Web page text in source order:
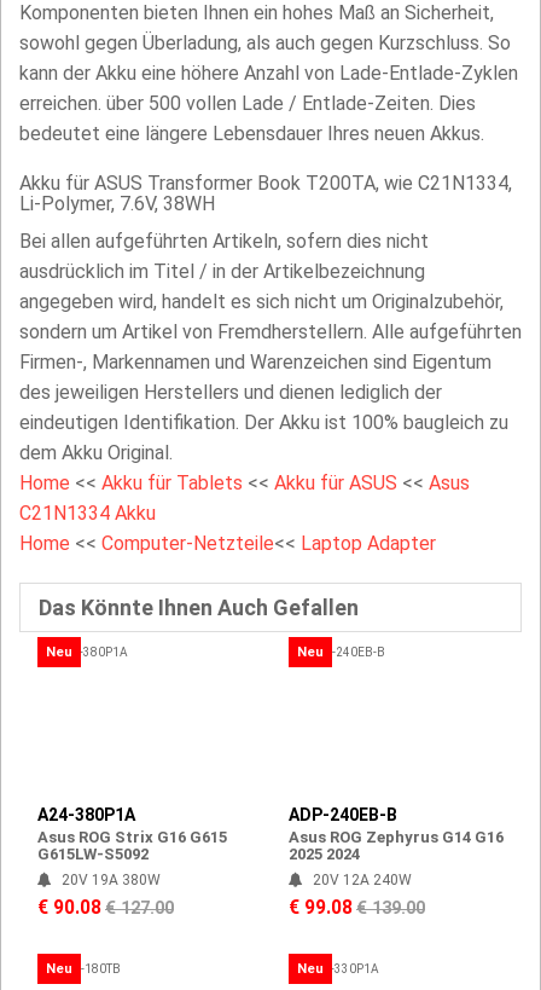
Komponenten bieten Ihnen ein hohes Maß an Sicherheit,
sowohl gegen Überladung, als auch gegen Kurzschluss. So
kann der Akku eine höhere Anzahl von Lade-Entlade-Zyklen
erreichen. über 500 vollen Lade / Entlade-Zeiten. Dies
bedeutet eine längere Lebensdauer Ihres neuen Akkus.
Akku für ASUS Transformer Book T200TA, wie C21N1334,
Li-Polymer, 7.6V, 38WH
Bei allen aufgeführten Artikeln, sofern dies nicht
ausdrücklich im Titel / in der Artikelbezeichnung
angegeben wird, handelt es sich nicht um Originalzubehör,
sondern um Artikel von Fremdherstellern. Alle aufgeführten
Firmen-, Markennamen und Warenzeichen sind Eigentum
des jeweiligen Herstellers und dienen lediglich der
eindeutigen Identifikation. Der Akku ist 100% baugleich zu
dem Akku Original.
Home << Akku für Tablets << Akku für ASUS << Asus
C21N1334 Akku
Home << Computer-Netzteile<< Laptop Adapter
Das Könnte Ihnen Auch Gefallen
Neu
A24-380P1A
Asus ROG Strix G16 G615
G615LW-S5092
20V 19A 380W
€ 90.08€ 127.00
Neu
ADP-240EB-B
Asus ROG Zephyrus G14 G16
2025 2024
20V 12A 240W
€ 99.08€ 139.00
Neu Neu